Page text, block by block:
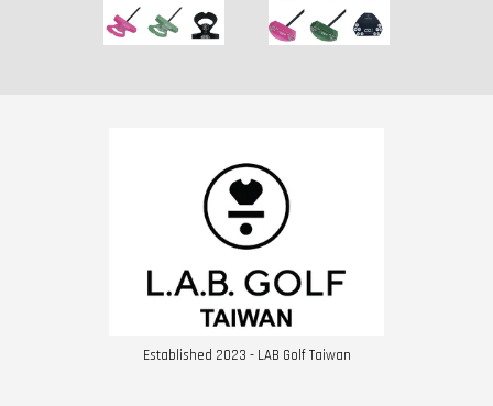
Established 2023 - LAB Golf Taiwan